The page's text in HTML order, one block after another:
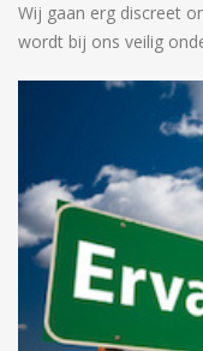
Wij gaan erg discreet
wordt bij ons veilig